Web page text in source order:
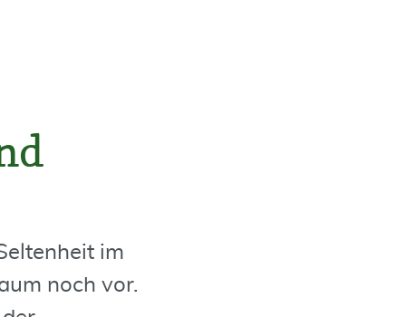
im
noch vor.